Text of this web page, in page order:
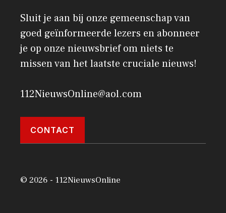
Sluit je aan bij onze gemeenschap van
goed geïnformeerde lezers en abonneer
je op onze nieuwsbrief om niets te
missen van het laatste cruciale nieuws!
112NieuwsOnline@aol.com
CONTACT
© 2026 - 112NieuwsOnline